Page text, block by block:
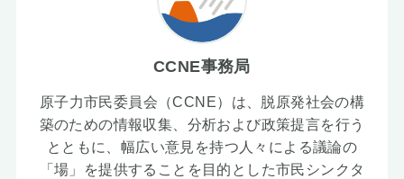
CCNE事務局
原子力市民委員会（CCNE）は、脱原発社会の構
築のための情報収集、分析および政策提言を行う
とともに、幅広い意見を持つ人々による議論の
「場」を提供することを目的とした市民シンクタ